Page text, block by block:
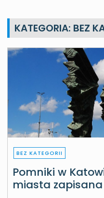
KATEGORIA: BEZ
BEZ KATEGORII
Pomniki w
miasta